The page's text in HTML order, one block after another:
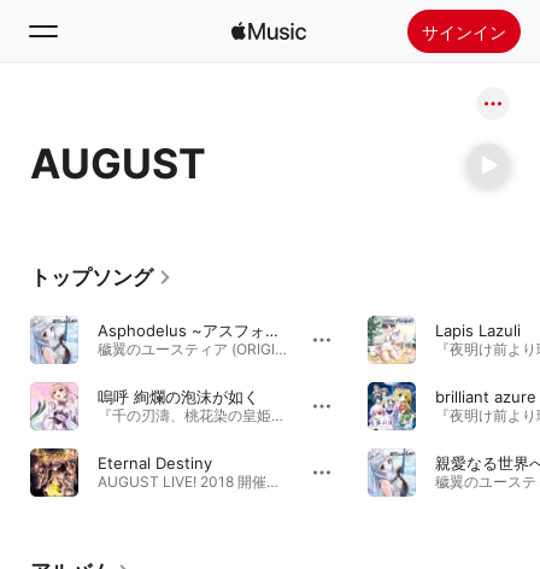
サインイン
ホーム
ラジオ
AUGUST
トップソング
Asphodelus ~アスフォデルス~
穢翼のユースティア (ORIGINAL SOUND TRACK) · 2011年
嗚呼 絢爛の泡沫が如く
『千の刃濤、桃花染の皇姫』Original Sound Track (3) [ゲーム「千の刃濤、桃花染の皇姫 (千桃) 」オリジナル・サウンドトラック] · 2016年
Eternal Destiny
AUGUST LIVE! 2018 開催記念アルバム · 2018年
Lapis Lazuli
brilliant azure
親愛なる世界